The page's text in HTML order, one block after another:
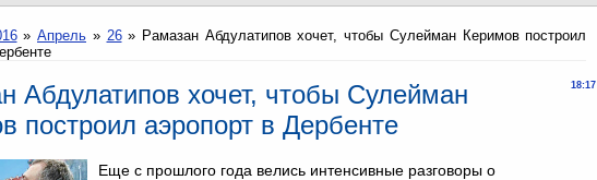
» Апрель » 26» Рамазан Абдулатипов хочет, чтобы Сулейман Керимов построил
18:17
Абдулатипов хочет, чтобы Сулейман
построил аэропорт в Дербенте
Еще с прошлого года велись интенсивные разговоры о